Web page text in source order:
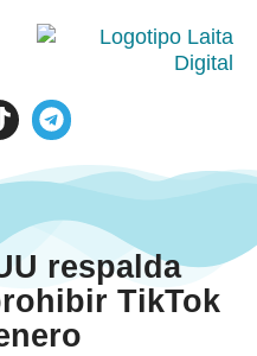
respalda
TikTok